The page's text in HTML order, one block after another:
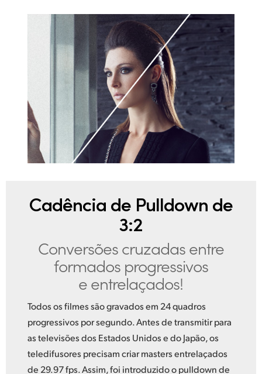
Cadência de Pulldown de
3:2
Conversões cruzadas entre
formados progressivos
e entrelaçados!
Todos os filmes são gravados em 24 quadros
progressivos por segundo. Antes de transmitir para
as televisões dos Estados Unidos e do Japão, os
teledifusores precisam criar masters entrelaçados
de 29.97 fps. Assim, foi introduzido o pulldown de